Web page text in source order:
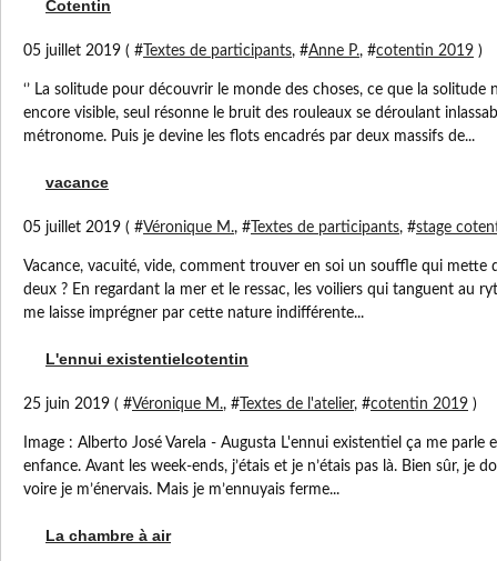
Cotentin
05 juillet 2019 ( # Textes de participants, #Anne P., #cotentin 2019 )
‘’ La solitude pour découvrir le monde des choses, ce que la solitude
encore visible, seul résonne le bruit des rouleaux se déroulant
métronome. Puis je devine les flots encadrés par deux massifs de...
vacance
05 juillet 2019 ( #Véronique M., # Textes de participants, #stage
Vacance, vacuité, vide, comment trouver en soi un souffle qui mette
deux ? En regardant la mer et le ressac, les voiliers qui tanguent au
me laisse imprégner par cette nature indifférente...
L'ennui existentielcotentin
25 juin 2019 ( #Véronique M., # Textes de l'atelier, #cotentin 2019 )
Image : Alberto José Varela - Augusta L'ennui existentiel ça me
enfance. Avant les week-ends, j’étais et je n’étais pas là. Bien sûr, je
voire je m’énervais. Mais je m’ennuyais ferme...
La chambre à air